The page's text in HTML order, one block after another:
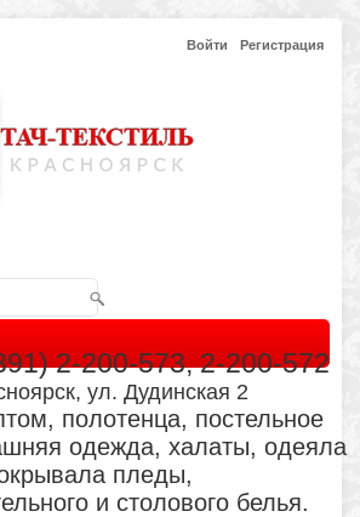
Войти Регистрация
2-200-573, 2-200-572
ул. Дудинская 2
полотенца, постельное
одежда, халаты, одеяла
пледы,
и столового белья.